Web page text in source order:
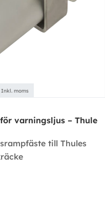
Inkl. moms
varningsljus – Thule
till Thules